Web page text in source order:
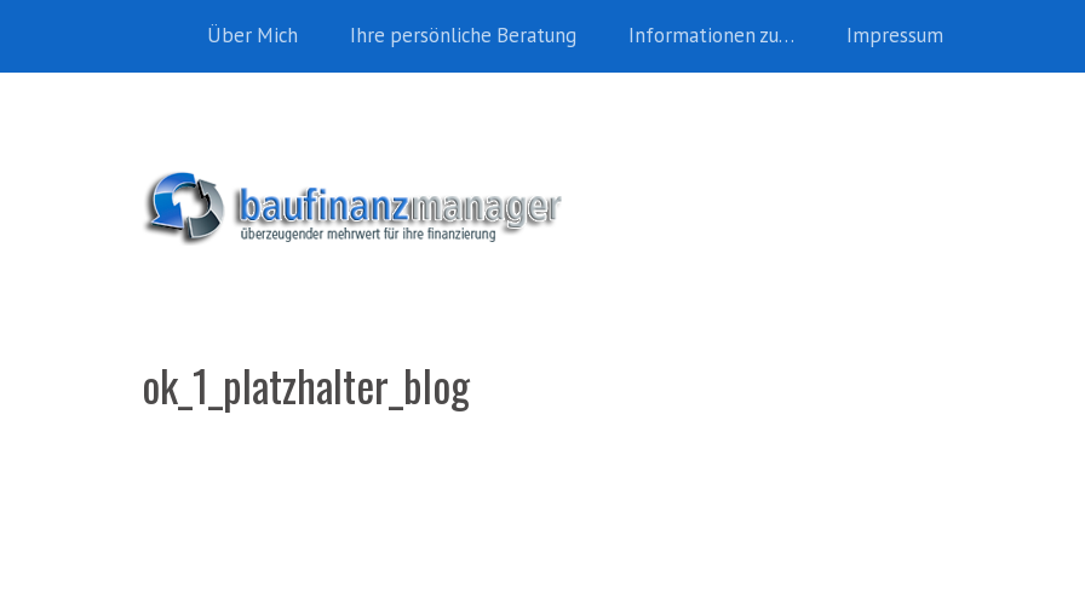
Über Mich Ihre persönliche Beratung Informationen zu… Impressum
ok_1_platzhalter_blog